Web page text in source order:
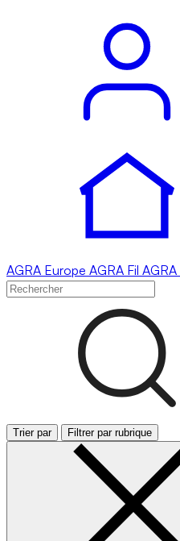
AGRA Europe AGRA Fil AGRA
Trier par Filtrer par rubrique